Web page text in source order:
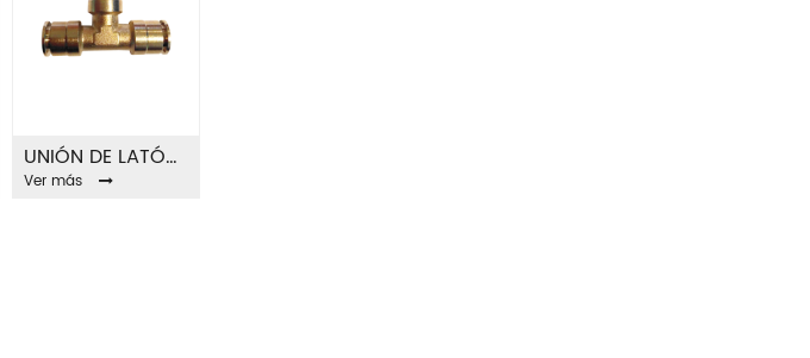
UNIÓN DE LATÓN FA8040A
Ver más